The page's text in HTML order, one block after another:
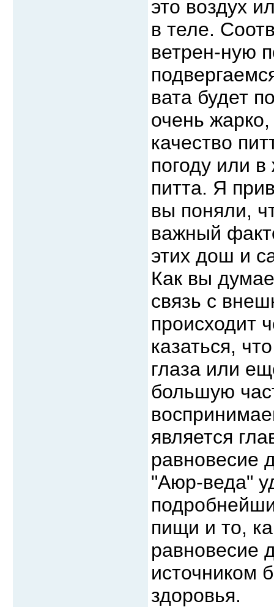
это воздух
в теле.
ветрен-ную
вата будет
очень
качество
погоду или
питта. Я
вы поняли,
важный
этих дош и
Как вы
связь с
происходит
казаться,
глаза или
большую
является
равновесие
"Аюр-веда"
пищи и то,
равновесие
источником
здоровья.